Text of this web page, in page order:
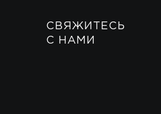
СВЯЖИТЕСЬ
С НАМИ